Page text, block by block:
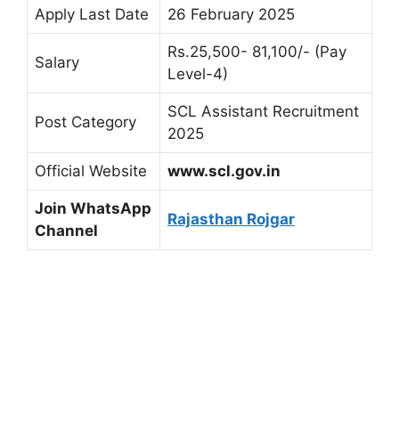
Apply Last Date 26 February 2025
Salary
Rs.25,500- 81,100/- (Pay
Level-4)
Post Category
SCL Assistant Recruitment
2025
Official Website www.scl.gov.in
Join WhatsApp
Channel
Rajasthan Rojgar